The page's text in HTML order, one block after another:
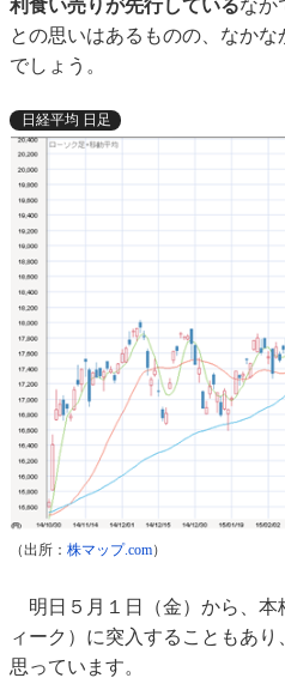
利食い売りが先行しているなか
との思いはあるものの、なか
でしょう。
日経平均 日足
（出所： 株マップ.com）
明日５月１日（金）から、本
ィーク）に突入することもあり
思っています。